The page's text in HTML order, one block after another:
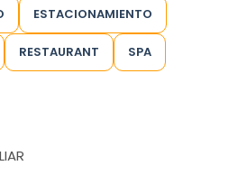
ESTACIONAMIENTO
RESTAURANT SPA